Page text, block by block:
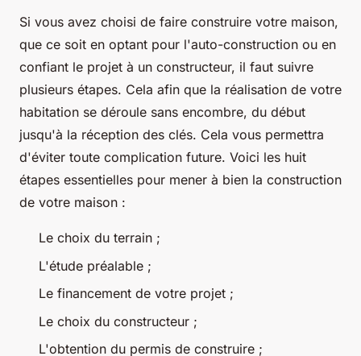
Si vous avez choisi de faire construire votre maison,
que ce soit en optant pour l'auto-construction ou en
confiant le projet à un constructeur, il faut suivre
plusieurs étapes. Cela afin que la réalisation de votre
habitation se déroule sans encombre, du début
jusqu'à la réception des clés. Cela vous permettra
d'éviter toute complication future. Voici les huit
étapes essentielles pour mener à bien la construction
de votre maison :
Le choix du terrain ;
L'étude préalable ;
Le financement de votre projet ;
Le choix du constructeur ;
L'obtention du permis de construire ;